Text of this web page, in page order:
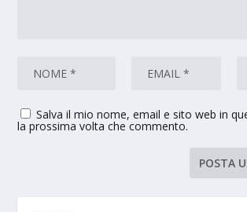
Salva il mio nome, email e sito web in
la prossima volta che commento.